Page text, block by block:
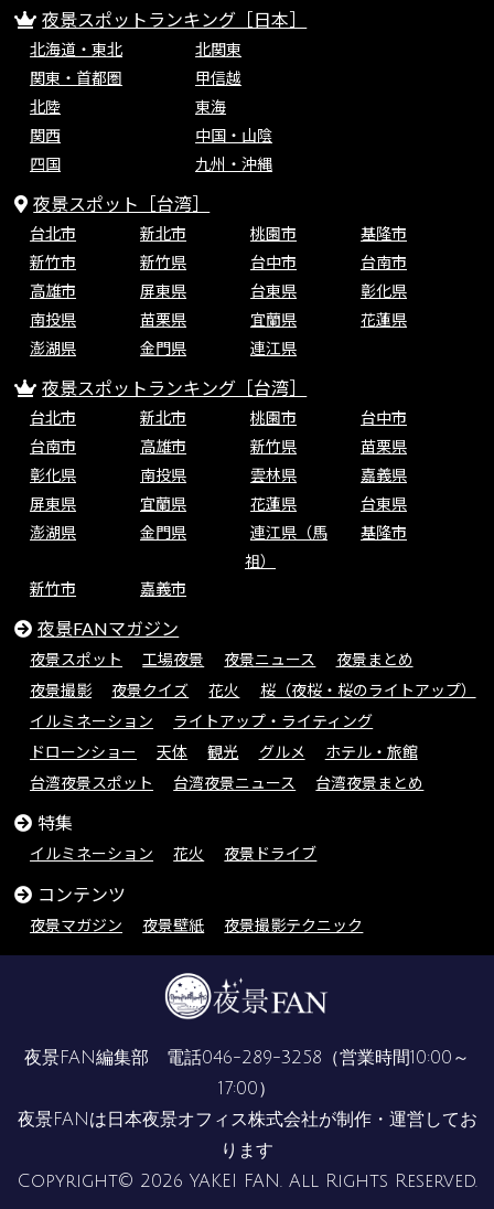
夜景スポットランキング［日本］
北海道・東北
北関東
関東・首都圏
甲信越
北陸
東海
関西
中国・山陰
四国
九州・沖縄
夜景スポット［台湾］
台北市 新北市 桃園市
基隆市
新竹市
新竹県 台中市
台南市
高雄市
屏東県 台東県
彰化県
南投県
苗栗県 宜蘭県
花蓮県
澎湖県
金門県 連江県
夜景スポットランキング［台湾］
台北市 新北市 桃園市
台中市
台南市
高雄市 新竹県
苗栗県
彰化県
南投県 雲林県
嘉義県
屏東県
宜蘭県 花蓮県
台東県
澎湖県
金門県
連江県（馬
祖）
基隆市
新竹市 嘉義市
夜景FANマガジン
夜景スポット 工場夜景 夜景ニュース
夜景まとめ
夜景撮影
夜景クイズ 花火
桜（夜桜・桜のライトアップ）
イルミネーション
ライトアップ・ライティング
ドローンショー
天体 観光 グルメ
ホテル・旅館
台湾夜景スポット
台湾夜景ニュース 台湾夜景まとめ
特集
イルミネーション 花火 夜景ドライブ
コンテンツ
夜景マガジン 夜景壁紙 夜景撮影テクニック
夜景FAN編集部 電話046-289-3258 （営業時間10:00～
17:00）
夜景FANは 日本夜景オフィス株式会社が制作・運営してお
ります
Copyright© 2026 YAKEI FAN. All Rights Reserved.